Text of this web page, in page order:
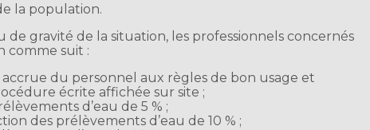
la population.
de gravité de la situation, les professionnels concernés
comme suit :
accrue du personnel aux règles de bon usage et
écrite affichée sur site ;
d’eau de 5 % ;
des prélèvements d’eau de 10 % ;